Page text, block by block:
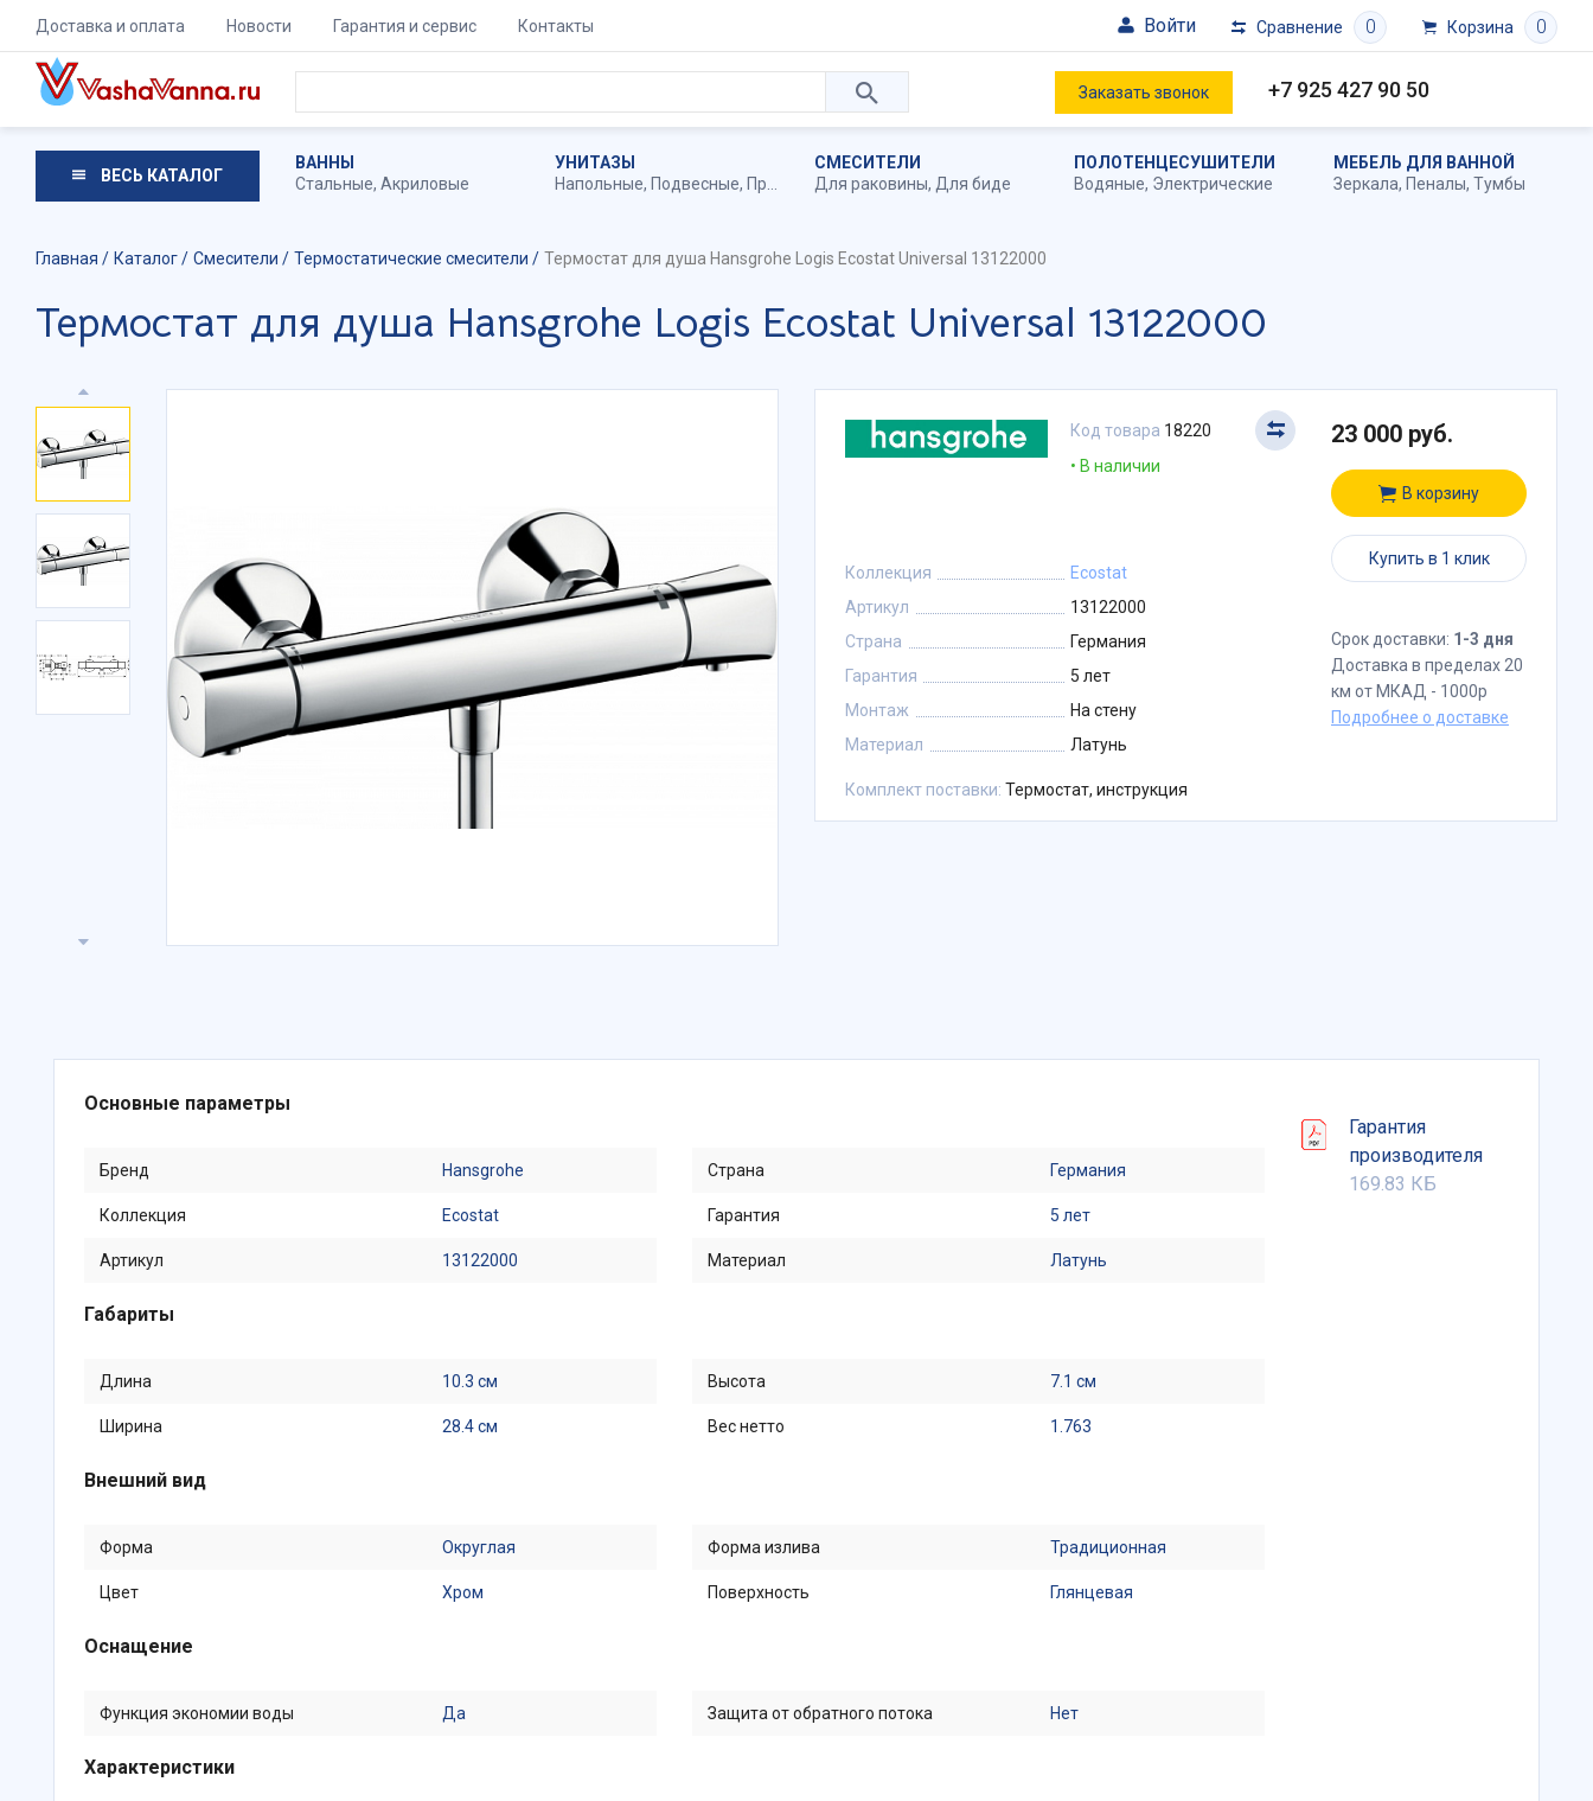
Доставка и оплата Новости Гарантия и сервис Контакты Войти Сравнение 0 Корзина 0
Заказать звонок +7 925 427 90 50
ВЕСЬ КАТАЛОГ
ВАННЫ
Стальные, Акриловые
УНИТАЗЫ
Напольные, Подвесные, Приставные
СМЕСИТЕЛИ
Для раковины, Для биде
ПОЛОТЕНЦЕСУШИТЕЛИ
Водяные, Электрические
МЕБЕЛЬ ДЛЯ ВАННОЙ
Зеркала, Пеналы, Тумбы
Главная Каталог Смесители Термостатические смесители Термостат для душа Hansgrohe Logis Ecostat Universal 13122000
Термостат для душа Hansgrohe Logis Ecostat Universal 13122000
Код товара 18220
В наличии
Коллекция
Ecostat
Артикул
13122000
Страна
Германия
Гарантия
5 лет
Монтаж
На стену
Материал
Латунь
Комплект поставки: Термостат, инструкция
23 000 руб.
В корзину
Купить в 1 клик
Срок доставки: 1-3 дня
Доставка в пределах 20
км от МКАД - 1000р
Подробнее о доставке
Основные параметры
Бренд Hansgrohe
Коллекция Ecostat
Артикул 13122000
Страна Германия
Гарантия 5 лет
Материал Латунь
Габариты
Длина 10.3 см
Ширина 28.4 см
Высота 7.1 см
Вес нетто 1.763
Внешний вид
Форма Округлая
Цвет Хром
Форма излива Традиционная
Поверхность Глянцевая
Оснащение
Функция экономии воды Да Защита от обратного потока Нет
Характеристики
Гарантия
производителя
169.83 КБ